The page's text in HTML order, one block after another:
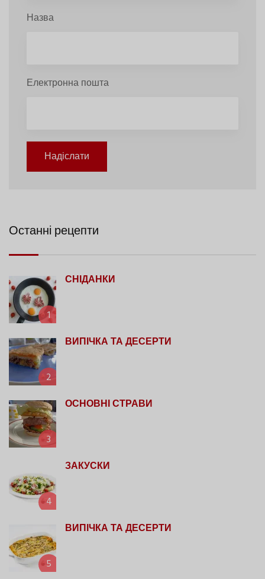
Назва
Електронна пошта
Надіслати
Останні рецепти
1
СНІДАНКИ
2
ВИПІЧКА ТА ДЕСЕРТИ
3
ОСНОВНІ СТРАВИ
4
ЗАКУСКИ
5
ВИПІЧКА ТА ДЕСЕРТИ